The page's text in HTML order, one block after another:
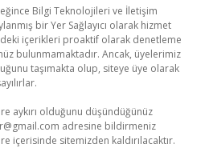
Bilgi Teknolojileri ve İletişim
bir Yer Sağlayıcı olarak hizmet
içerikleri proaktif olarak denetleme
bulunmamaktadır. Ancak, üyelerimiz
taşımakta olup, siteye üye olarak
aykırı olduğunu düşündüğünüz
adresine bildirmeniz
içerisinde sitemizden kaldırılacaktır.